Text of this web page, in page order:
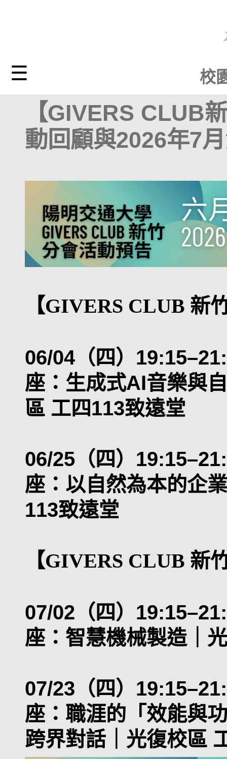
☰ 校
【GIVERS CLUB
動回顧與2026年7
【GIVERS CLUB 新
06/04（四）
座：生成式AI音樂與
區 工四113致遠堂
06/25（四）
座：以自然為本的企
113致遠堂
【GIVERS CLUB 新
07/02（四）
座：智慧機械製造｜
07/23（四）
座：職涯的「效能與
跨界對話｜光復校區